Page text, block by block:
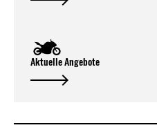
Aktuelle Angebote